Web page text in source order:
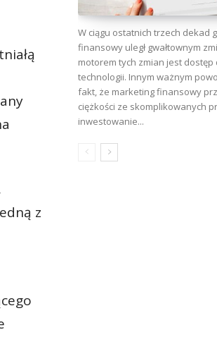
z
W ciągu ostatnich trzech dekad
finansowy uległ gwałtownym
motorem tych zmian jest
technologii. Innym ważnym
fakt, że marketing finansowy
ciężkości ze skomplikowanych
inwestowanie...